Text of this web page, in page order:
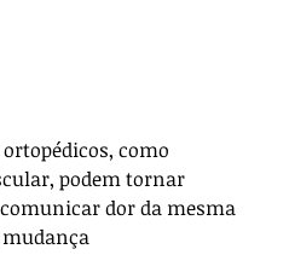
como
podem tornar
dor da mesma